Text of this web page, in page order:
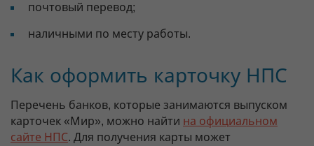
почтовый перевод;
наличными по месту работы.
Как оформить карточку НПС
Перечень банков, которые занимаются выпуском
карточек «Мир», можно найти на официальном
сайте НПС. Для получения карты может